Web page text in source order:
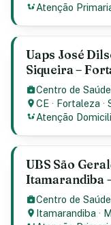
Atenção
Uaps José
Siqueira –
Centro de
CE · Fortaleza ·
Atenção
UBS São
Itamarandiba
Centro de
Itamarandiba ·